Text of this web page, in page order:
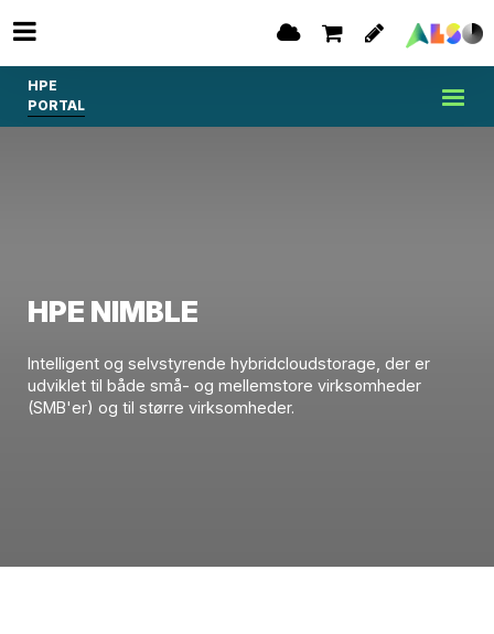
HPE
PORTAL
HPE NIMBLE
Intelligent og selvstyrende hybridcloudstorage, der er
udviklet til både små- og mellemstore virksomheder
(SMB'er) og til større virksomheder.